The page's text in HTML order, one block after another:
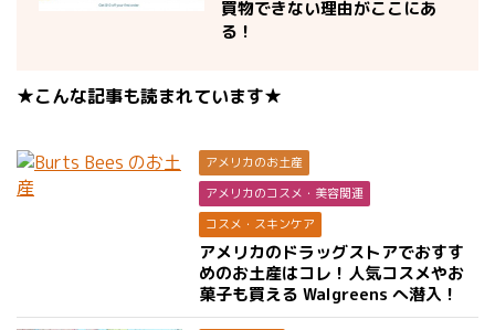
買物できない理由がここにあ
る！
★こんな記事も読まれています★
アメリカのお土産
アメリカのコスメ・美容関連
コスメ・スキンケア
アメリカのドラッグストアでおすす
めのお土産はコレ！人気コスメやお
菓子も買える Walgreens へ潜入！